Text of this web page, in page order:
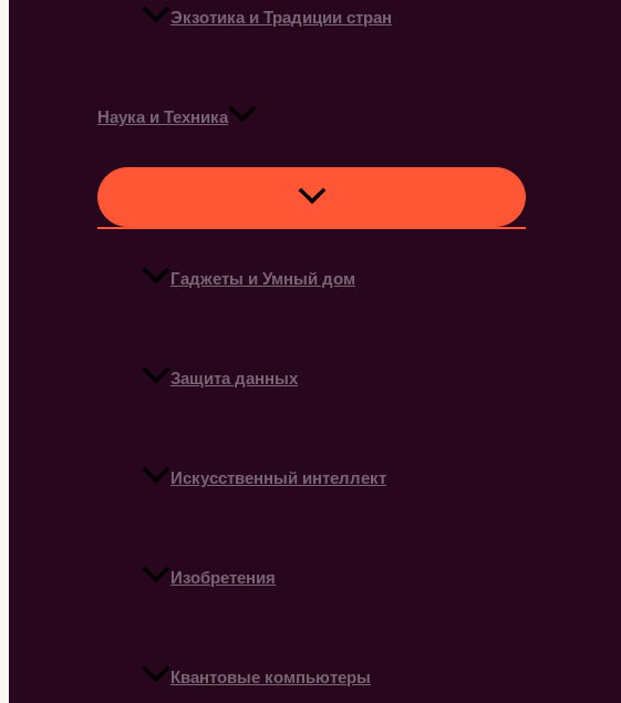
Экзотика и Традиции стран
Наука и Техника
Гаджеты и Умный дом
Защита данных
Искусственный интеллект
Изобретения
Квантовые компьютеры